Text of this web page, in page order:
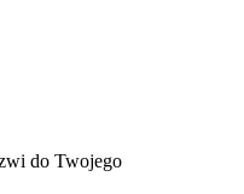
do Twojego